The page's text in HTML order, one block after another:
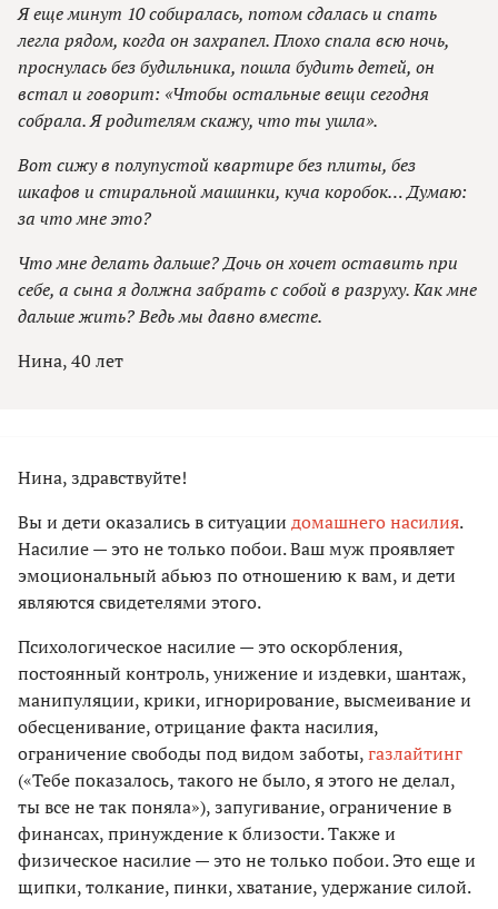
Я еще минут 10 собиралась, потом сдалась и спать
легла рядом, когда он захрапел. Плохо спала всю ночь,
проснулась без будильника, пошла будить детей, он
встал и говорит: «Чтобы остальные вещи сегодня
собрала. Я родителям скажу, что ты ушла».
Вот сижу в полупустой квартире без плиты, без
шкафов и стиральной машинки, куча коробок… Думаю:
за что мне это?
Что мне делать дальше? Дочь он хочет оставить при
себе, а сына я должна забрать с собой в разруху. Как мне
дальше жить? Ведь мы давно вместе.
Нина, 40 лет
Нина, здравствуйте!
Вы и дети оказались в ситуации домашнего насилия.
Насилие — это не только побои. Ваш муж проявляет
эмоциональный абьюз по отношению к вам, и дети
являются свидетелями этого.
Психологическое насилие — это оскорбления,
постоянный контроль, унижение и издевки, шантаж,
манипуляции, крики, игнорирование, высмеивание и
обесценивание, отрицание факта насилия,
ограничение свободы под видом заботы,газлайтинг
(«Тебе показалось, такого не было, я этого не делал,
ты все не так поняла»), запугивание, ограничение в
финансах, принуждение к близости. Также и
физическое насилие — это не только побои. Это еще и
щипки, толкание, пинки, хватание, удержание силой.